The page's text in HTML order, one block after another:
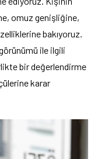
omuz genişliğine,
bakıyoruz.
ile ilgili
bir değerlendirme
karar